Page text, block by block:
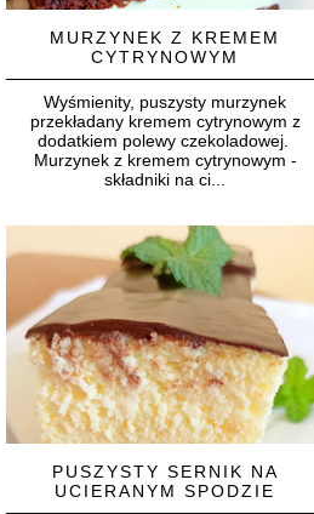
MURZYNEK Z KREMEM
CYTRYNOWYM
Wyśmienity, puszysty murzynek
przekładany kremem cytrynowym z
dodatkiem polewy czekoladowej.
Murzynek z kremem cytrynowym -
składniki na ci...
PUSZYSTY SERNIK NA
UCIERANYM SPODZIE